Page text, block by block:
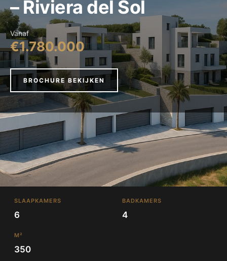
– Riviera del Sol
Vanaf
€1.780.000
BROCHURE BEKIJKEN
SLAAPKAMERS
6
BADKAMERS
4
M²
350